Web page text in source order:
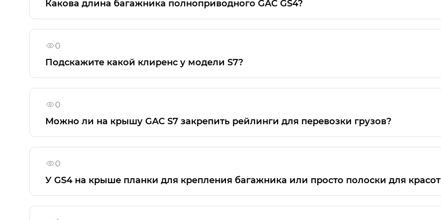
Какова длина багажника полноприводного GAC GS4?
Объём багажника GAC GS4 — 638 литров. Если сложить второй ряд сидений, то его объём
0
Подскажите какой клиренс у модели S7?
Дорожный просвет (клиренс) гибридного кроссовера GAC S7 составляет 200 мм.
0
Можно ли на крышу GAC S7 закрепить рейлинги для перевозки грузов?
Рейлинги на крыше GAC S7 не предусмотрены конструкцией
0
У GS4 на крыше планки для крепления багажника или просто полоски для
Рейлинги, установленные на GAC GS4, являются декоративным элементом и не могут